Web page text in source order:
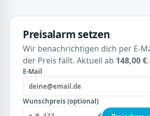
Preisalarm setzen
Wir benachrichtigen dich per E-
der Preis fällt. Aktuell ab 148,00 €.
E-Mail
Wunschpreis (optional)